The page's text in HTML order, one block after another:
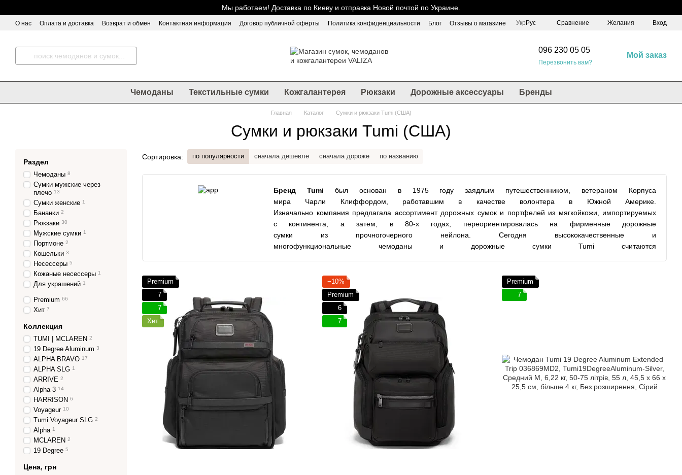
Мы работаем! Доставка по Киеву и отправка Новой почтой по Украине.
О нас Оплата и доставка Возврат и обмен Контактная информация Договор публичной оферты Политика конфиденциальности Блог Отзывы о магазине Укр Рус Сравнение Желания Вход
096 230 05 05
Перезвонить вам?
Мой заказ
Чемоданы Текстильные сумки Кожгалантерея Рюкзаки Дорожные аксессуары Бренды
Главная Каталог Сумки и рюкзаки Tumi (США)
Сумки и рюкзаки Tumi (США)
Сортировка: по популярности сначала дешевле сначала дороже по названию
Бренд Tumi был основан в 1975 году заядлым путешественником, ветераном Корпуса
мира Чарли Клиффордом, работавшим в качестве волонтера в Южной Америке.
Изначально компания предлагала ассортимент дорожных сумок и портфелей из мягкойкожи, импортируемых
с континента, а затем, в 80-х годах, переориентировалась на фирменные дорожные
сумки из прочногочерного нейлона. Сегодня высококачественные и
многофункциональные чемоданы и дорожные сумки Tumi считаются
Premium
7
7
Хит
−10%
Premium
6
7
Premium
7
Раздел
Чемоданы 8
Сумки мужские через
плечо 13
Сумки женские 1
Бананки 2
Рюкзаки 30
Мужские сумки 1
Портмоне 2
Кошельки 3
Несессеры 5
Кожаные несессеры 1
Для украшений 1
Premium 66
Хит 7
Коллекция
TUMI | MCLAREN 2
19 Degree Aluminum 3
ALPHA BRAVO 17
ALPHA SLG 1
ARRIVE 2
Alpha 3 14
HARRISON 6
Voyageur 10
Tumi Voyageur SLG 2
Alpha 1
MCLAREN 2
19 Degree 5
Цена, грн